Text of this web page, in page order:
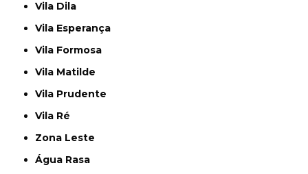
Vila Dila
Vila Esperança
Vila Formosa
Vila Matilde
Vila Prudente
Vila Ré
Zona Leste
Água Rasa